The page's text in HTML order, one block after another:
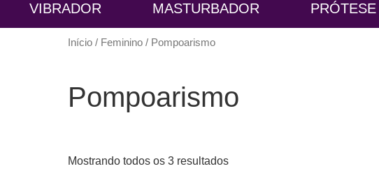
VIBRADOR MASTURBADOR PRÓTESE
Início / Feminino / Pompoarismo
Pompoarismo
Mostrando todos os 3 resultados